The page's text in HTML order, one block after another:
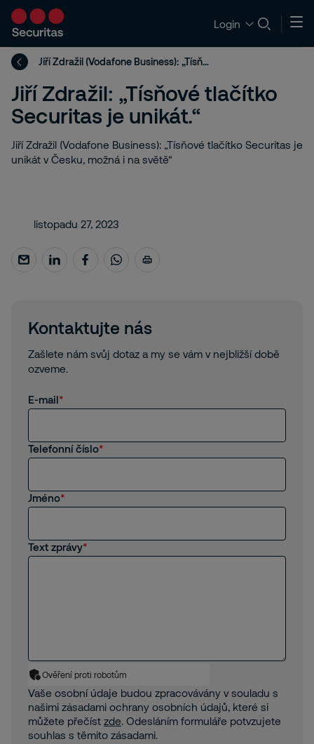
Login
Jiří Zdražil (Vodafone Business): „Tísňové tlačítko Securitas je unikát v Česku, možná i na světě“
Jiří Zdražil: „Tísňové tlačítko
Securitas je unikát.“
Jiří Zdražil (Vodafone Business): „Tísňové tlačítko Securitas je
unikát v Česku, možná i na světě“
listopadu 27, 2023
Kontaktujte nás
Zašlete nám svůj dotaz a my se vám v nejbližší době
ozveme.
E-mail
Telefonní číslo
Jméno
Text zprávy
Ověření proti robotům
Vaše osobní údaje budou zpracovávány v souladu s
našimi zásadami ochrany osobních údajů, které si
můžete přečíst zde. Odesláním formuláře potvzujete
souhlas s těmito zásadami.